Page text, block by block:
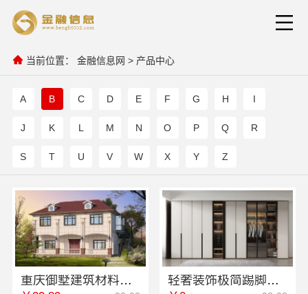
当前位置： 金融信息网 > 产品中心
A B C D E F G H I
J K L M N O P Q R
S T U V W X Y Z
重庆御墅建筑材料有限公司：巴南定制化建房工期短 轻奢装饰极简踢脚线是什么——江苏东钢金属家居有限公司